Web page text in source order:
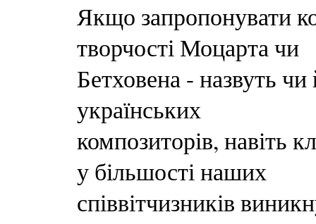
Якщо запропонувати
творчості Моцарта чи
Бетховена - назвуть
українських
композиторів, навіть
у більшості наших
співвітчизників